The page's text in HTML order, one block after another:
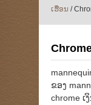
ເຮືອນ /
ຂອງ
chrome